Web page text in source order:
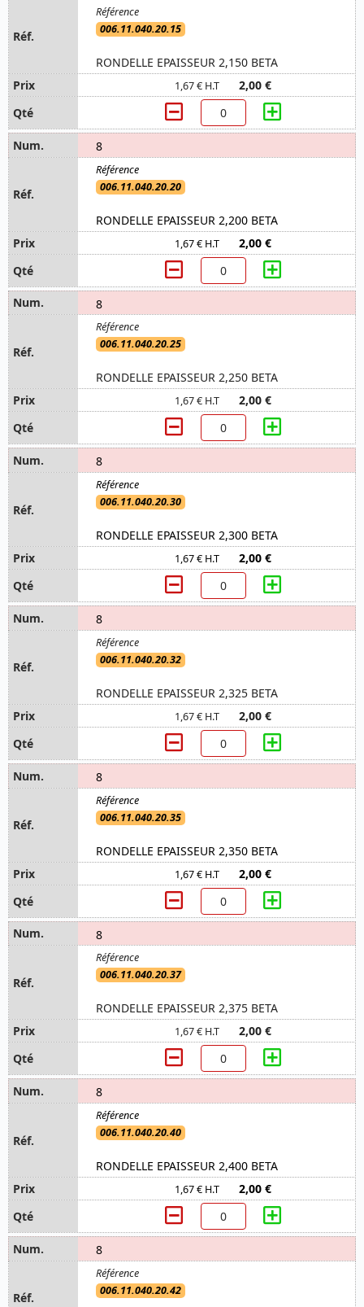
006.11.040.20.15
RONDELLE EPAISSEUR 2,150 BETA
1,67 € H.T 2,00 €
8
006.11.040.20.20
RONDELLE EPAISSEUR 2,200 BETA
1,67 € H.T 2,00 €
8
006.11.040.20.25
RONDELLE EPAISSEUR 2,250 BETA
1,67 € H.T 2,00 €
8
006.11.040.20.30
RONDELLE EPAISSEUR 2,300 BETA
1,67 € H.T 2,00 €
8
006.11.040.20.32
RONDELLE EPAISSEUR 2,325 BETA
1,67 € H.T 2,00 €
8
006.11.040.20.35
RONDELLE EPAISSEUR 2,350 BETA
1,67 € H.T 2,00 €
8
006.11.040.20.37
RONDELLE EPAISSEUR 2,375 BETA
1,67 € H.T 2,00 €
8
006.11.040.20.40
RONDELLE EPAISSEUR 2,400 BETA
1,67 € H.T 2,00 €
8
006.11.040.20.42